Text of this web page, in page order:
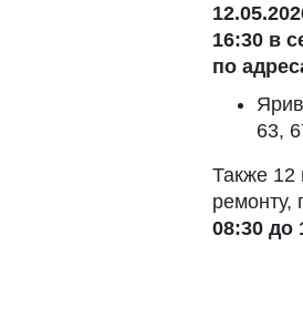
16:30 в
по
63,
Также 12
ремонту,
08:30 до